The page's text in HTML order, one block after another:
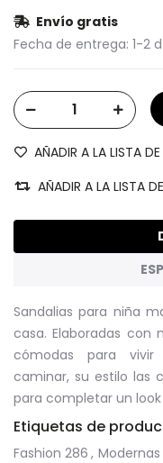
Envío gratis
Fecha de entrega: 1-2
AÑADIR A LA LISTA
AÑADIR A LA LISTA
Sandalias para niña
casa. Elaboradas con
cómodas para
caminar, su estilo las
para completar un
Etiquetas de
Fashion 286 , Modernas